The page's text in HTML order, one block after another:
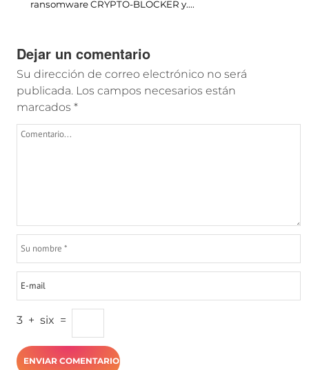
ransomware CRYPTO-BLOCKER y....
Dejar un comentario
Su dirección de correo electrónico no será
publicada. Los campos necesarios están
marcados *
3 + six =